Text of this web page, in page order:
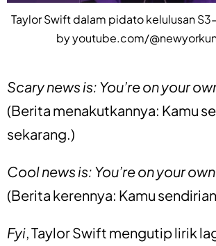
Taylor Swift dalam pidato kelulusan
by youtube.com/
Scary news is: You’re on your
(Berita menakutkannya: Kamu
sekarang.)
Cool news is: You’re on your
(Berita kerennya: Kamu
Fyi, Taylor Swift mengutip lirik